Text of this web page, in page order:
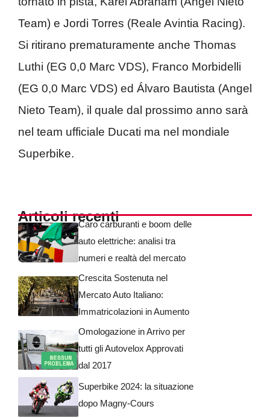
Team) e Jordi Torres (Reale Avintia Racing).
Si ritirano prematuramente anche Thomas
Luthi (EG 0,0 Marc VDS), Franco Morbidelli
(EG 0,0 Marc VDS) ed Álvaro Bautista (Angel
Nieto Team), il quale dal prossimo anno sarà
nel team ufficiale Ducati ma nel mondiale
Superbike.
Articoli recentiCaro carburanti e boom delle
auto elettriche: analisi tra
numeri e realtà del mercato
Crescita Sostenuta nel
Mercato Auto Italiano:
Immatricolazioni in Aumento
Omologazione in Arrivo per
tutti gli Autovelox Approvati
dal 2017
Superbike 2024: la situazione
dopo Magny-Cours